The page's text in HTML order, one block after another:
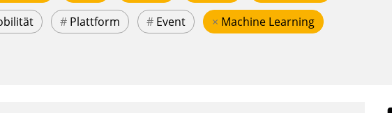
# Plattform # Event × Machine Learning